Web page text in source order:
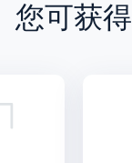
您可获得